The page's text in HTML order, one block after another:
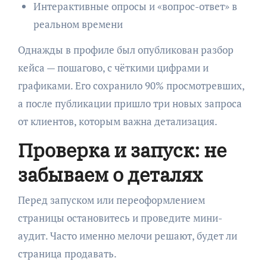
Интерактивные опросы и «вопрос-ответ» в
реальном времени
Однажды в профиле был опубликован разбор
кейса — пошагово, с чёткими цифрами и
графиками. Его сохранило 90% просмотревших,
а после публикации пришло три новых запроса
от клиентов, которым важна детализация.
Проверка и запуск: не
забываем о деталях
Перед запуском или переоформлением
страницы остановитесь и проведите мини-
аудит. Часто именно мелочи решают, будет ли
страница продавать.